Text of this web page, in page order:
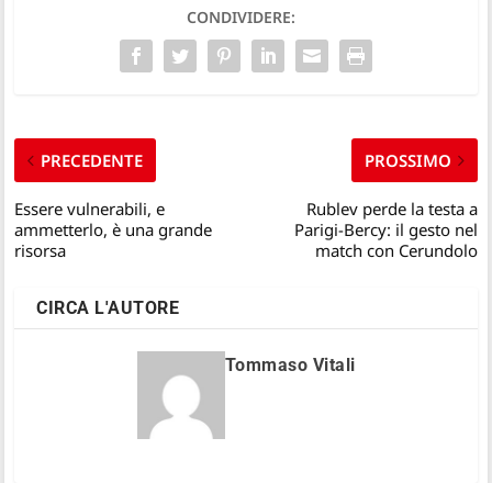
CONDIVIDERE:
PRECEDENTE
Essere vulnerabili, e
ammetterlo, è una grande
risorsa
PROSSIMO
Rublev perde la testa a
Parigi-Bercy: il gesto nel
match con Cerundolo
CIRCA L'AUTORE
Tommaso Vitali